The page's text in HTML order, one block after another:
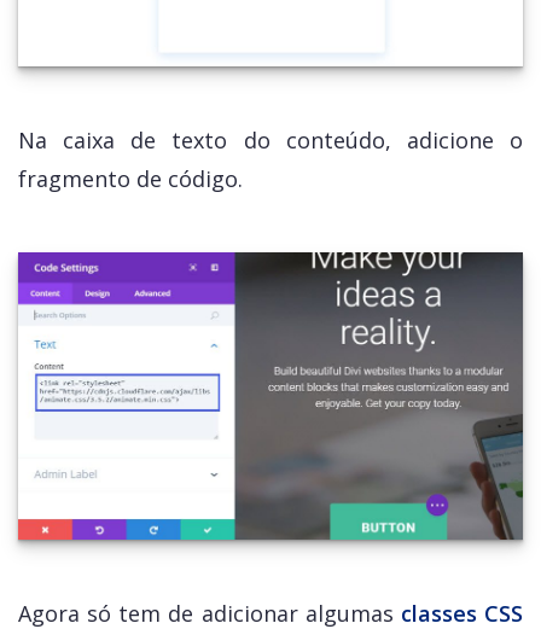
Na caixa de texto do conteúdo, adicione o
fragmento de código.
Agora só tem de adicionar algumas classes CSS